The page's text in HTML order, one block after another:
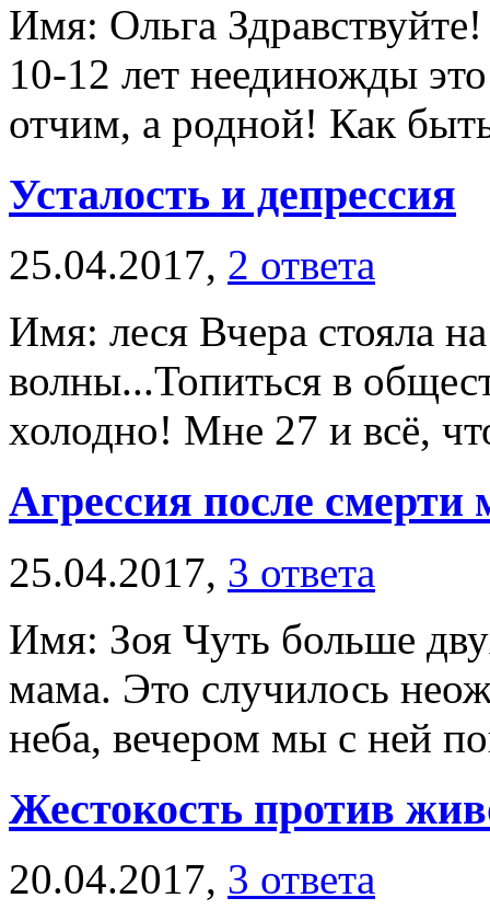
Имя: Ольга
10-12 лет неединожды
отчим, а родной! Как
Усталость и депрессия
25.04.2017, 2 ответа
Имя: леся Вчера стояла
волны...Топиться в
холодно! Мне 27 и всё,
Агрессия после смерти
25.04.2017, 3 ответа
Имя: Зоя Чуть больше
мама. Это случилось
неба, вечером мы с ней
Жестокость против
20.04.2017, 3 ответа